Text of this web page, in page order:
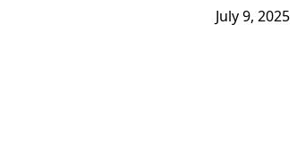
July 9, 2025